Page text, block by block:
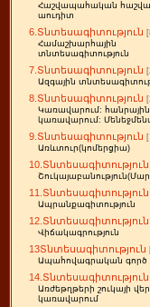
Հաշվապահական
աուդիտ
6.Տնտեսագիտություն
Համաշխարհային
տնտեսագիտություն
7.Տնտեսագիտություն
Ազգային
8.Տնտեսագիտություն
Կառավարում: հանրային
կառավարում:
9.Տնտեսագիտություն
Առևտուր(կոմերցիա)
10.Տնտեսագիտություն
11.Տնտեսագիտություն
Ապրանքագիտություն
12.Տնտեսագիտություն
Վիճակագրություն
13Տնտեսագիտություն
Ապահովագրական գործ
14.Տնտեսագիտություն
Առժեթղթերի շուկայի
կառավարում